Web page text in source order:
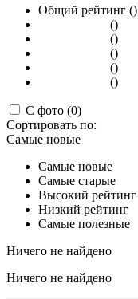
Общий рейтинг ()
()
()
()
()
()
С фото (0)
Сортировать по:
Самые новые
Самые новые
Самые старые
Высокий рейтинг
Низкий рейтинг
Самые полезные
Ничего не найдено
Ничего не найдено